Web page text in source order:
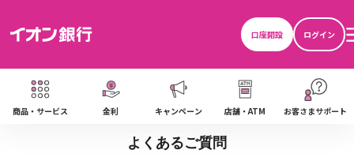
口座開設
ログイン
商品・サービス 金利 キャンペーン 店舗・ATM お客さまサポート
よくあるご質問